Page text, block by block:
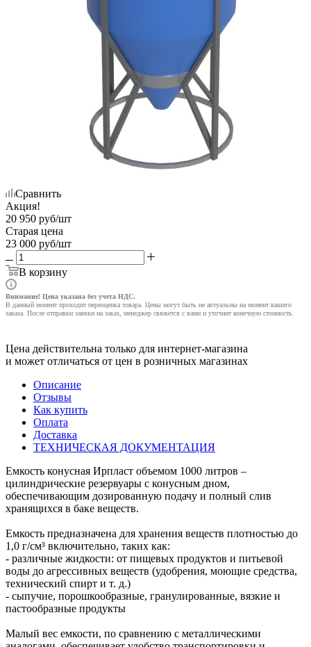
Сравнить
Акция!
20 950 руб/шт
Старая цена
23 000 руб/шт
В корзину
Внимание! Цена указана без учета НДС.
В данный момент проходит переоценка товара. Цены могут быть не актуальны на момент вашего
заказа. После отправки заявки на заказ, менеджер свяжется с вами и уточнит конечную стоимость.
Цена действительна только для интернет-магазина
и может отличаться от цен в розничных магазинах
Описание
Отзывы
Как купить
Оплата
Доставка
ТЕХНИЧЕСКАЯ ДОКУМЕНТАЦИЯ
Емкость конусная Ирпласт объемом 1000 литров –
цилиндрические резервуары с конусным дном,
обеспечивающим дозированную подачу и полный слив
хранящихся в баке веществ.
Емкость предназначена для хранения веществ плотностью до
1,0 г/см³ включительно, таких как:
- различные жидкости: от пищевых продуктов и питьевой
воды до агрессивных веществ (удобрения, моющие средства,
технический спирт и т. д.)
- сыпучие, порошкообразные, гранулированные, вязкие и
пастообразные продукты
Малый вес емкости, по сравнению с металлическими